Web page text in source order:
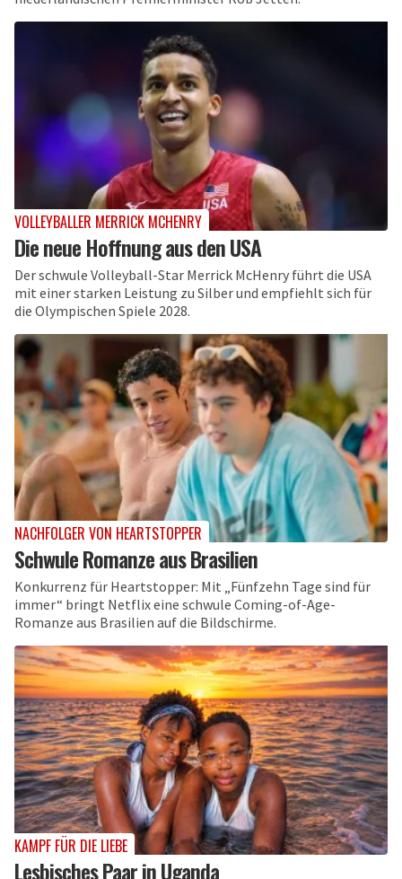
VOLLEYBALLER MERRICK MCHENRY
Die neue Hoffnung aus den USA
Der schwule Volleyball-Star Merrick McHenry führt die USA
mit einer starken Leistung zu Silber und empfiehlt sich für
die Olympischen Spiele 2028.
NACHFOLGER VON HEARTSTOPPER
Schwule Romanze aus Brasilien
Konkurrenz für Heartstopper: Mit „Fünfzehn Tage sind für
immer“ bringt Netflix eine schwule Coming-of-Age-
Romanze aus Brasilien auf die Bildschirme.
KAMPF FÜR DIE LIEBE
Lesbisches Paar in Uganda